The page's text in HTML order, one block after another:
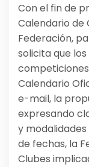
Con el fin de
Calendario de
Federación,
solicita que
Calendario
e-mail, la
expresando
y
de fechas, la
Clubes